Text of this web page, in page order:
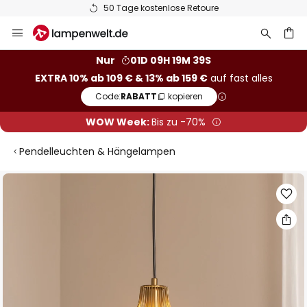
50 Tage kostenlose Retoure
Inhalt
Nur
01D 09H 19M 38S
EXTRA 10% ab 109 € & 13% ab 159 €auf fast alles
Code:RABATT kopieren
WOW Week:Bis zu -70%
Pendelleuchten & Hängelampen
Zum